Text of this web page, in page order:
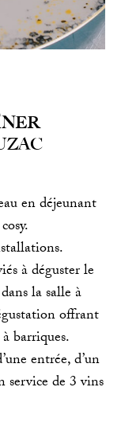
en déjeunant
à déguster le
la salle à
offrant
barriques.
entrée, d’un
service de 3 vins